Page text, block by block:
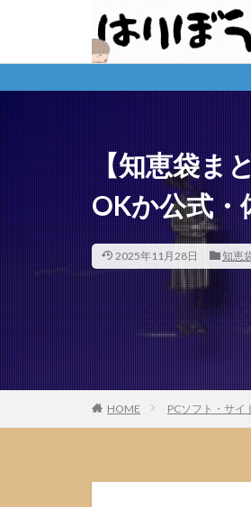
【知恵袋ま
OKか公式・
2025年11月28日 知恵
HOME PCソフト・サイ